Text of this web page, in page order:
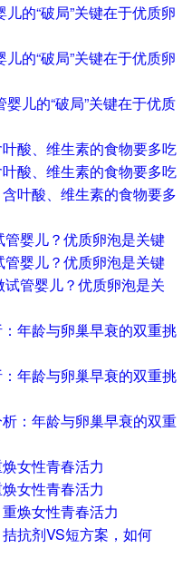
的“破局”关键在于优质卵
的“破局”关键在于优质卵
酸、维生素的食物要多吃
酸、维生素的食物要多吃
婴儿？优质卵泡是关键
婴儿？优质卵泡是关键
年龄与卵巢早衰的双重挑
年龄与卵巢早衰的双重挑
女性青春活力
女性青春活力
抗剂VS短方案，如何